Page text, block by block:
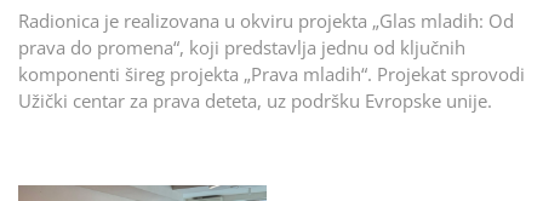
Radionica je realizovana u okviru projekta „Glas mladih: Od
prava do promena“, koji predstavlja jednu od ključnih
komponenti šireg projekta „Prava mladih“. Projekat sprovodi
Užički centar za prava deteta, uz podršku Evropske unije.